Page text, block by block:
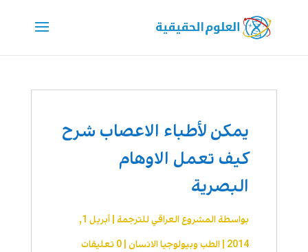
يمكن لأطباء الاعصاب شرح
كيف تعمل الاوهام
البصرية
بواسطةالمشروع العراقي للترجمة|
أبريل 1,
2014 الطب وبيولوجيا الانسان| 0 تعليقات